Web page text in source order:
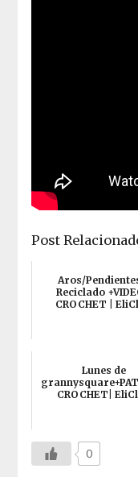
Post
Aros/
Reciclado
CROCHET |
Lunes de
CROCHET|
0